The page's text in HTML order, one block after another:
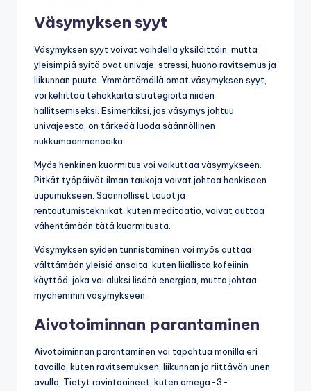
Väsymyksen syyt
Väsymyksen syyt voivat vaihdella yksilöittäin, mutta
yleisimpiä syitä ovat univaje, stressi, huono ravitsemus ja
liikunnan puute. Ymmärtämällä omat väsymyksen syyt,
voi kehittää tehokkaita strategioita niiden
hallitsemiseksi. Esimerkiksi, jos väsymys johtuu
univajeesta, on tärkeää luoda säännöllinen
nukkumaanmenoaika.
Myös henkinen kuormitus voi vaikuttaa väsymykseen.
Pitkät työpäivät ilman taukoja voivat johtaa henkiseen
uupumukseen. Säännölliset tauot ja
rentoutumistekniikat, kuten meditaatio, voivat auttaa
vähentämään tätä kuormitusta.
Väsymyksen syiden tunnistaminen voi myös auttaa
välttämään yleisiä ansaita, kuten liiallista kofeiinin
käyttöä, joka voi aluksi lisätä energiaa, mutta johtaa
myöhemmin väsymykseen.
Aivotoiminnan parantaminen
Aivotoiminnan parantaminen voi tapahtua monilla eri
tavoilla, kuten ravitsemuksen, liikunnan ja riittävän unen
avulla. Tietyt ravintoaineet, kuten omega-3-